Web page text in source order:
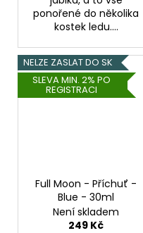
ponořené do několika
kostek ledu....
NELZE ZASLAT DO SK
SLEVA MIN. 2% PO
REGISTRACI
Full Moon - Příchuť -
Blue - 30ml
Není skladem
249 Kč